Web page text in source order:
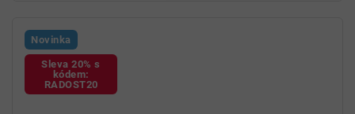
Novinka
Sleva 20% s
kódem:
RADOST20